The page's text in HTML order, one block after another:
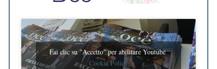
Fai clic su "Accetto" per abilitare Youtube
Cookie Policy